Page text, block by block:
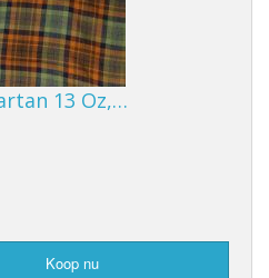
13 Oz,…
Koop nu